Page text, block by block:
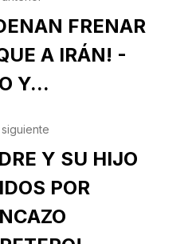
FRENAR
A IRÁN! -
Y...
Y SU HIJO
POR